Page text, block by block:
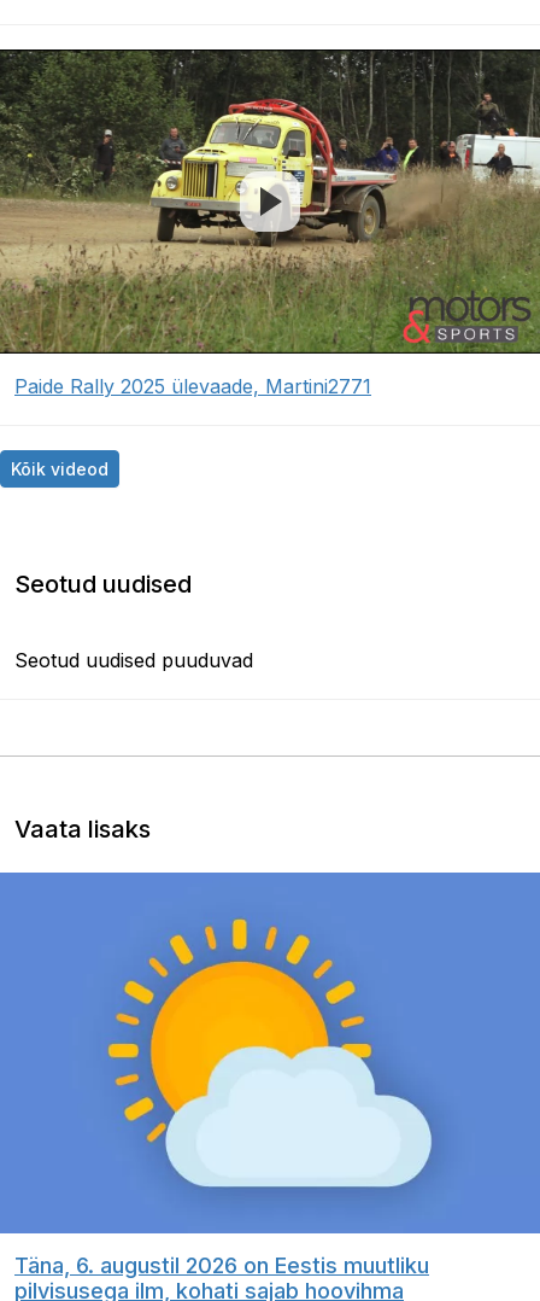
Paide Rally 2025 ülevaade, Martini2771
Kõik videod
Seotud uudised
Seotud uudised puuduvad
Vaata lisaks
Täna, 6. augustil 2026 on Eestis muutliku
pilvisusega ilm, kohati sajab hoovihma